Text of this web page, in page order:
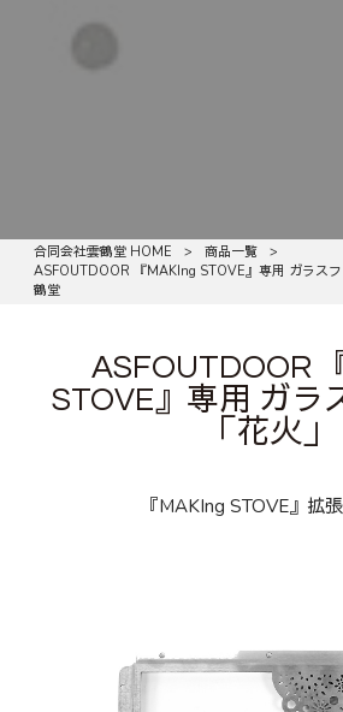
合同会社雲鶴堂 HOME > 商品一覧
>
ASFOUTDOOR 『MAKIng STOVE』専用 ガラス
鶴堂
ASFOUTDOOR
STOVE』専用 ガラ
「花火」
『MAKIng STOVE』拡